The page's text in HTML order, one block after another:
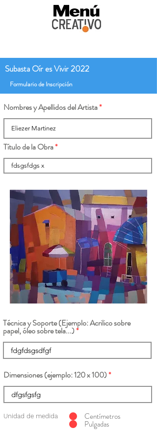
Subasta Oír es Vivir 2022
Formulario de Inscripción
Nombres y Apellidos del Artista
Título de la Obra
Técnica y Soporte (Ejemplo: Acrilico sobre
papel, óleo sobre tela...)
Dimensiones (ejemplo: 120 x 100)
Unidad de medida Centímetros
Pulgadas